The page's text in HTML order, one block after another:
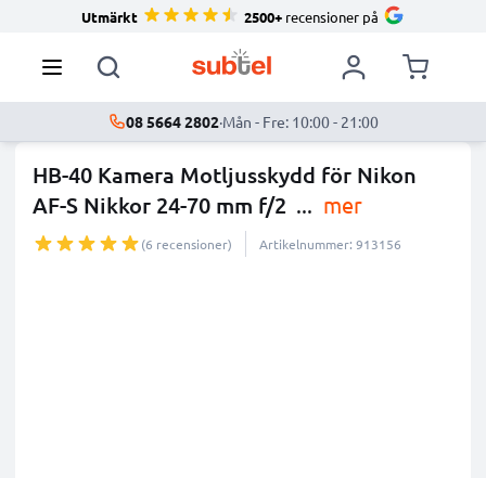
Utmärkt 2500+ recensioner på
08 5664 2802·Mån - Fre: 10:00 - 21:00
HB-40 Kamera Motljusskydd för Nikon
AF-S Nikkor 24-70 mm f/2 ... mer
(6 recensioner) Artikelnummer: 913156